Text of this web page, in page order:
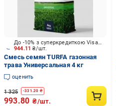
944.11₴/шт.
До -10% з суперкредиткою Visa Вигода
Смесь семян TURFA газонная
трава Универсальная 4 кг
оценить
1 325 -331.20 ₴
993.80 ₴/шт.